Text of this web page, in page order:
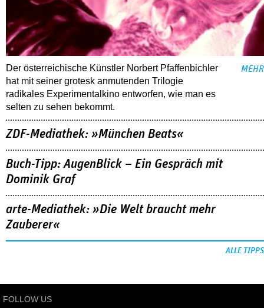
Der österreichische Künstler Norbert Pfaffenbichler
hat mit seiner grotesk anmutenden Trilogie
radikales Experimentalkino entworfen, wie man es
selten zu sehen bekommt.
MEHR
ZDF-Mediathek: »München Beats«
Buch-Tipp: AugenBlick – Ein Gespräch mit
Dominik Graf
arte-Mediathek: »Die Welt braucht mehr
Zauberer«
ALLE TIPPS
FOLLOW US